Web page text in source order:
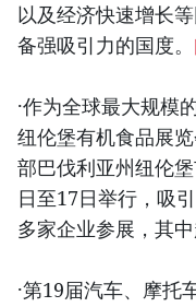
以及经济快速增长
备强吸引力的国度。
·作为全球最大规模
纽伦堡有机食品展
部巴伐利亚州纽伦
日至17日举行，吸
多家企业参展，其中
·第19届汽车、摩托